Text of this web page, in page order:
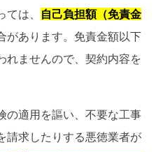
は、
自己負担額（免責金
があります。免責金額以下
れませんので、契約内容を
の適用を謳い、不要な工事
請求したりする悪徳業者が